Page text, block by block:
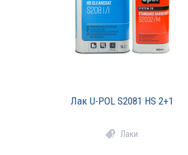
Лак U-POL S2081 HS 2+1
Лаки